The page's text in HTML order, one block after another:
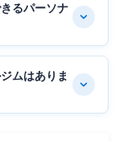
るパーソナ
ムはありま